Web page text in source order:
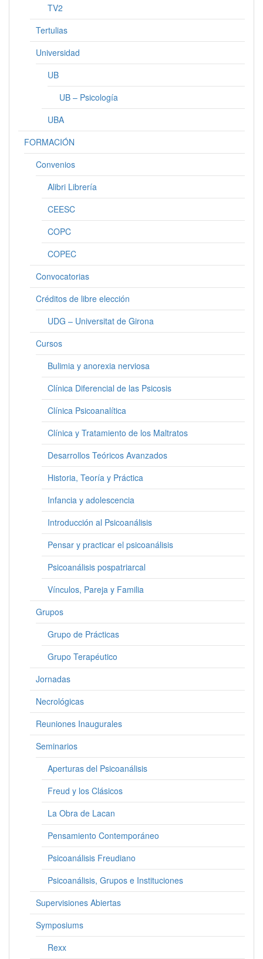
TV2
Tertulias
Universidad
UB
UB – Psicología
UBA
FORMACIÓN
Convenios
Alibri Librería
CEESC
COPC
COPEC
Convocatorias
Créditos de libre elección
UDG – Universitat de Girona
Cursos
Bulimia y anorexia nerviosa
Clínica Diferencial de las Psicosis
Clínica Psicoanalítica
Clínica y Tratamiento de los Maltratos
Desarrollos Teóricos Avanzados
Historia, Teoría y Práctica
Infancia y adolescencia
Introducción al Psicoanálisis
Pensar y practicar el psicoanálisis
Psicoanálisis pospatriarcal
Vínculos, Pareja y Familia
Grupos
Grupo de Prácticas
Grupo Terapéutico
Jornadas
Necrológicas
Reuniones Inaugurales
Seminarios
Aperturas del Psicoanálisis
Freud y los Clásicos
La Obra de Lacan
Pensamiento Contemporáneo
Psicoanálisis Freudiano
Psicoanálisis, Grupos e Instituciones
Supervisiones Abiertas
Symposiums
Rexx